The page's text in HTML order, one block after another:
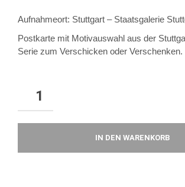
Aufnahmeort: Stuttgart – Staatsgalerie
Postkarte mit Motivauswahl aus der
Serie zum Verschicken oder Verschenken.
IN DEN WARENKORB